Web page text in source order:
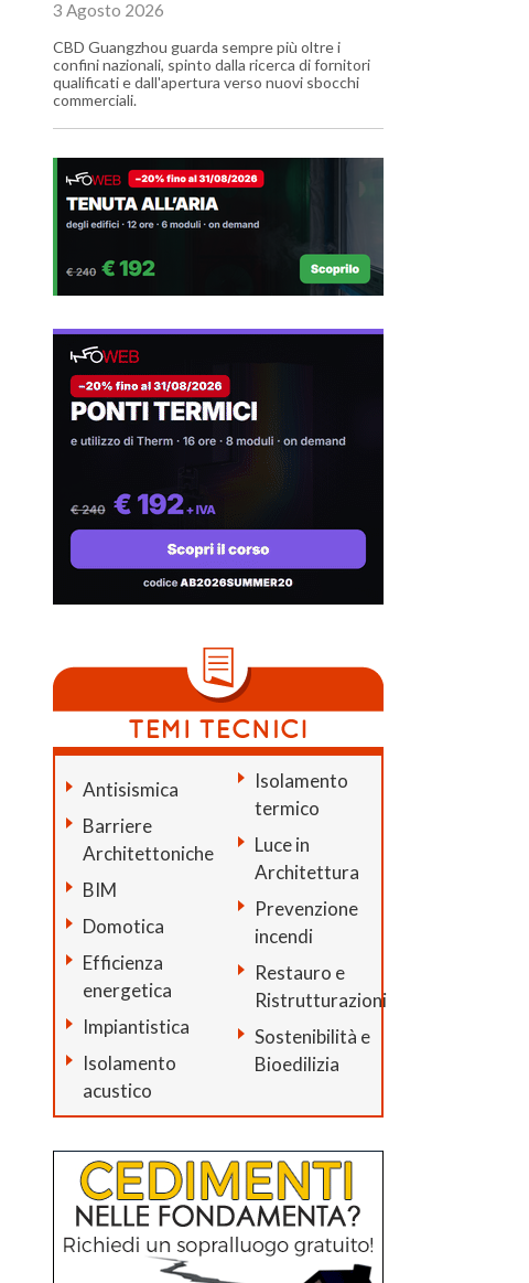
3 Agosto 2026
CBD Guangzhou guarda sempre più oltre i
confini nazionali, spinto dalla ricerca di fornitori
qualificati e dall'apertura verso nuovi sbocchi
commerciali.
Antisismica
Barriere
Architettoniche
BIM
Domotica
Efficienza
energetica
Impiantistica
Isolamento
acustico
Isolamento
termico
Luce in
Architettura
Prevenzione
incendi
Restauro e
Ristrutturazioni
Sostenibilità e
Bioedilizia